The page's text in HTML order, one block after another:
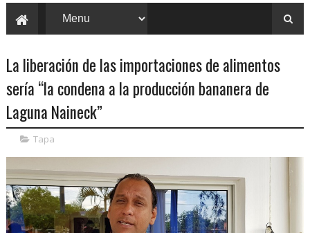
La liberación de las importaciones de alimentos
sería “la condena a la producción bananera de
Laguna Naineck”
Tapa